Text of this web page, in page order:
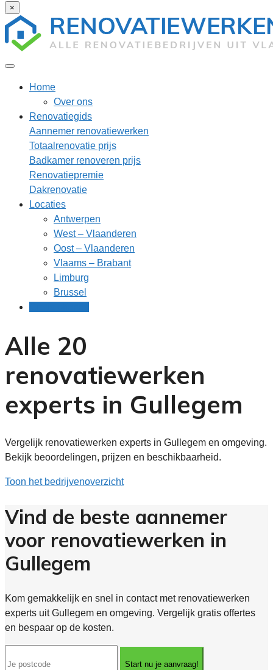
×
Home
Over ons
Renovatiegids
Aannemer renovatiewerken
Totaalrenovatie prijs
Badkamer renoveren prijs
Renovatiepremie
Dakrenovatie
Locaties
Antwerpen
West – Vlaanderen
Oost – Vlaanderen
Vlaams – Brabant
Limburg
Brussel
Alle 20
renovatiewerken
experts in Gullegem
Vergelijk renovatiewerken experts in Gullegem en omgeving.
Bekijk beoordelingen, prijzen en beschikbaarheid.
Toon het bedrijvenoverzicht
Vind de beste aannemer
voor renovatiewerken in
Gullegem
Kom gemakkelijk en snel in contact met renovatiewerken
experts uit Gullegem en omgeving. Vergelijk gratis offertes
en bespaar op de kosten.
Start nu je aanvraag!